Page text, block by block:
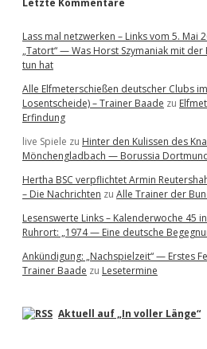
Letzte Kommentare
Lass mal netzwerken – Links vom 5. Mai
„Tatort“ — Was Horst Szymaniak mit der
tun hat
Alle Elfmeterschießen deutscher Clubs
Losentscheide) – Trainer Baade zu
Erfindung
live Spiele zu Hinter den Kulissen des
Mönchengladbach — Borussia
Hertha BSC verpflichtet Armin
– Die Nachrichten zu Alle Trainer der
Lesenswerte Links – Kalenderwoche 45
Ruhrort: „1974 — Eine deutsche
Ankündigung: „Nachspielzeit“ — Erstes
Trainer Baade zu Lesetermine
Aktuell auf „In voller Länge“